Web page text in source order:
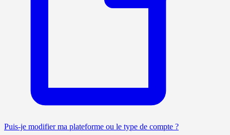
Puis-je modifier ma plateforme ou le type de compte ?